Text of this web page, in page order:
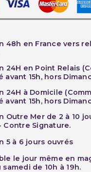
48h en France vers
24H en Point Relais
avant 15h, hors
24H à Domicile
avant 15h, hors
Outre Mer de 2 à 10
Contre Signature.
5 à 6 jours ouvrés
le jour même en
de 10h à 19h.